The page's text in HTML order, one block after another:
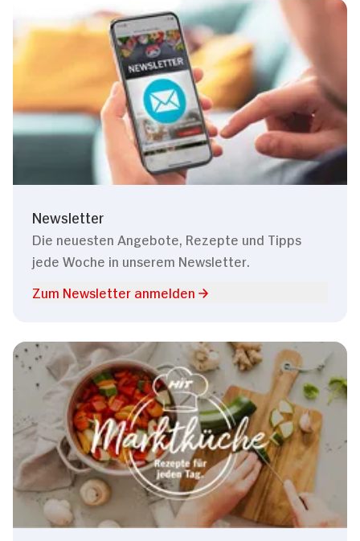
Newsletter
Die neuesten Angebote, Rezepte und Tipps
jede Woche in unserem Newsletter.
Zum Newsletter anmelden